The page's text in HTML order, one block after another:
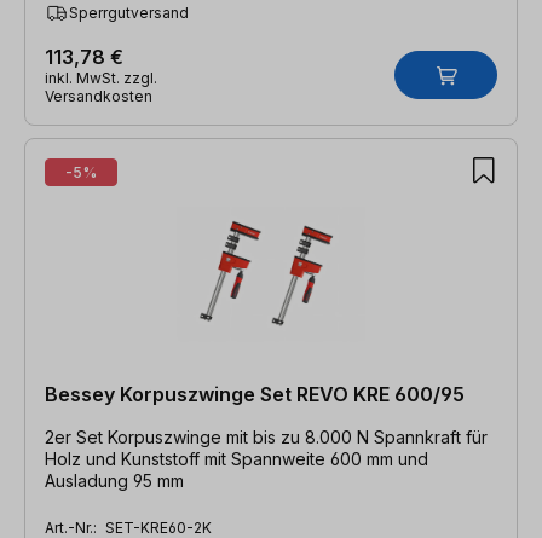
Sperrgutversand
113,78 €
inkl. MwSt. zzgl.
Versandkosten
-5%
Bessey Korpuszwinge Set REVO KRE 600/95
2er Set Korpuszwinge mit bis zu 8.000 N Spannkraft für
Holz und Kunststoff mit Spannweite 600 mm und
Ausladung 95 mm
Art.-Nr.: SET-KRE60-2K